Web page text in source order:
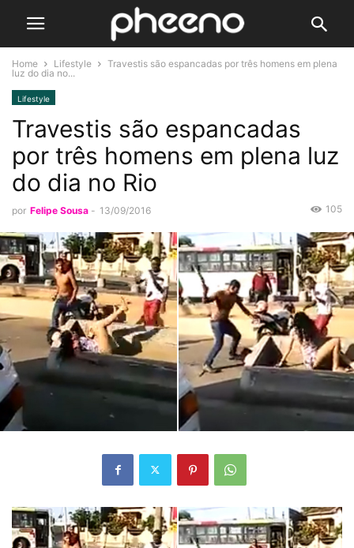
Home Lifestyle
Travestis são espancadas por três homens em plena
luz do dia no...
Lifestyle
Travestis são espancadas
por três homens em plena luz
do dia no Rio
por Felipe Sousa - 13/09/2016 105